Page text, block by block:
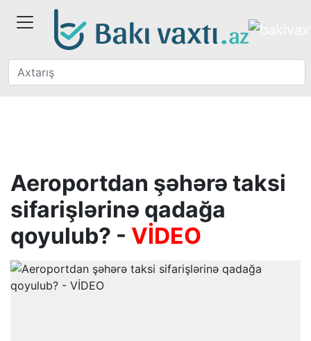
Aeroportdan şəhərə taksi
sifarişlərinə qadağa
qoyulub? - VİDEO